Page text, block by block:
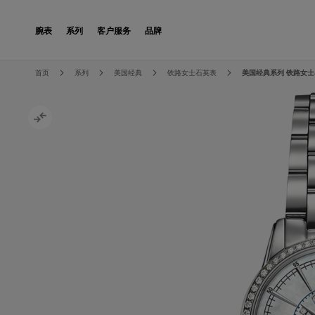
腕表 系列 客户服务 品牌
首页 系列 美国经典 铁路女士石英表 美国经典系列 铁路女